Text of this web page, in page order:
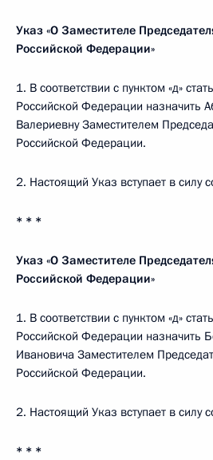
Указ «О Заместителе
Российской Федерации»
1. В соответствии с пунктом «д»
Российской Федерации назначить
Валериевну Заместителем
Российской Федерации.
2. Настоящий Указ вступает в силу
* * *
Указ «О Заместителе
Российской Федерации»
1. В соответствии с пунктом «д»
Российской Федерации назначить
Ивановича Заместителем
Российской Федерации.
2. Настоящий Указ вступает в силу
* * *